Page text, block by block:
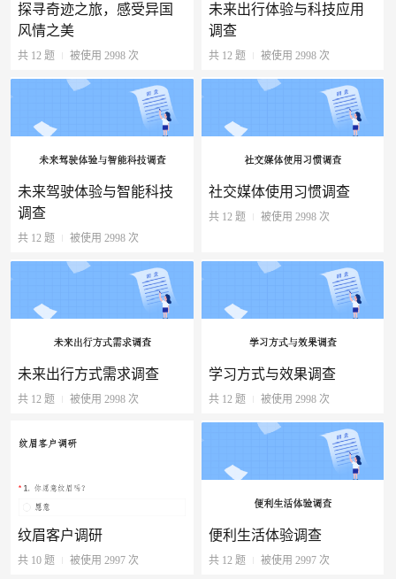
探寻奇迹之旅，感受异国
风情之美
共 12 题 被使用 2998 次
未来出行体验与科技应用
调查
共 12 题 被使用 2998 次
未来驾驶体验与智能科技
调查
共 12 题 被使用 2998 次
社交媒体使用习惯调查
共 12 题 被使用 2998 次
未来出行方式需求调查
共 12 题 被使用 2998 次
学习方式与效果调查
共 12 题 被使用 2998 次
纹眉客户调研
共 10 题 被使用 2997 次
便利生活体验调查
共 12 题 被使用 2997 次